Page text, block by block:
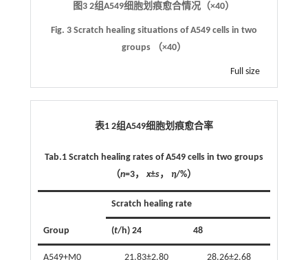
图32组A549细胞划痕愈合情况（×40）
Fig. 3 Scratch healing situations of A549 cells in two
groups （×40）
Full size
表1 2组A549细胞划痕愈合率
Tab.1 Scratch healing rates of A549 cells in two groups
（n=3，x±s， η/%）
Group
Scratch healing rate
(t/h) 24 48
A549+M0 21.83±2.80 28.26±2.68